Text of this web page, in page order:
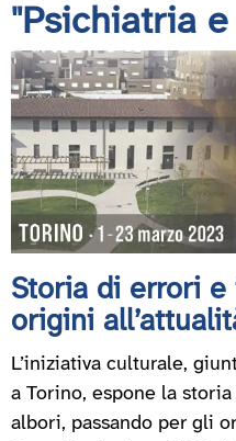
contenuto
principale
"Psichiatria
Storia di errori
origini
L’iniziativa culturale,
a Torino, espone la
albori, passando per gli